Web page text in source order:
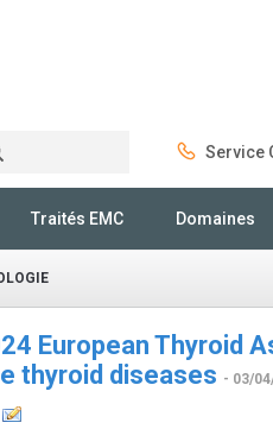
Service
Traités EMC Domaines
European Thyroid
thyroid diseases - 03/